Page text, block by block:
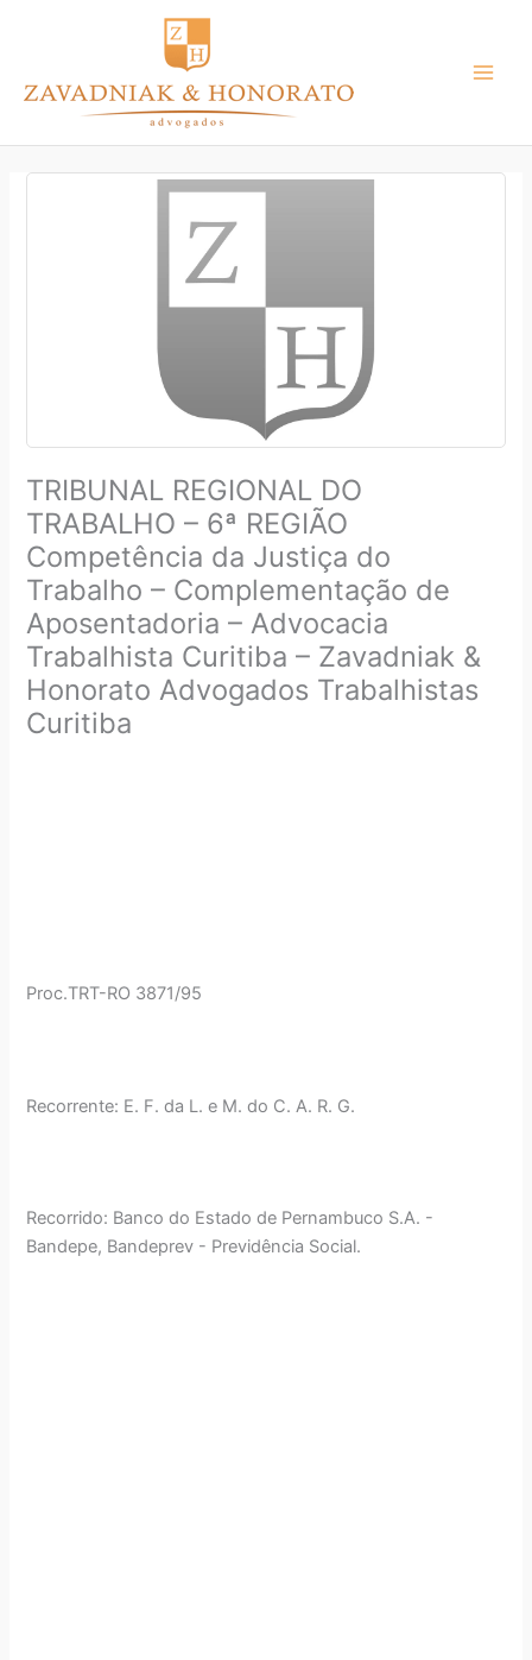
conteúdo
TRIBUNAL REGIONAL DO
TRABALHO – 6ª REGIÃO
Competência da Justiça do
Trabalho – Complementação de
Aposentadoria – Advocacia
Trabalhista Curitiba – Zavadniak &
Honorato Advogados Trabalhistas
Curitiba
Proc.TRT-RO 3871/95
Recorrente: E. F. da L. e M. do C. A. R. G.
Recorrido: Banco do Estado de Pernambuco S.A. -
Bandepe, Bandeprev - Previdência Social.